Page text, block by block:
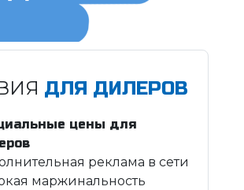
ДЛЯ ДИЛЕРОВ
цены для
реклама в сети
маржинальность